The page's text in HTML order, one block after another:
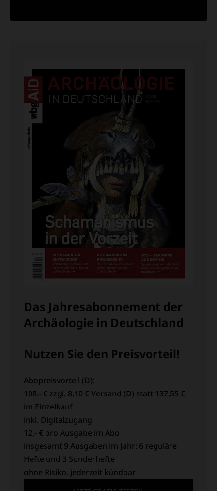
Das Jahresabonnement der
Archäologie in Deutschland
Nutzen Sie den Preisvorteil!
Abopreisvorteil (D):
108.- € zzgl. 8,10 € Versand (D) statt 137,55 €
im Einzelkauf
inkl. Digitalzugang
12,- € pro Ausgabe im Abo
insgesamt 9 Ausgaben im Jahr: 6 reguläre
Hefte und 3 Sonderhefte
ohne Risiko, jederzeit kündbar